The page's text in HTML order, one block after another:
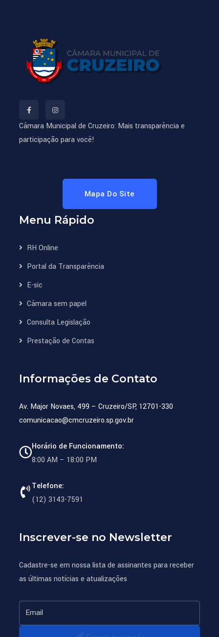
Câmara Municipal de Cruzeiro: Mais transparência e
participação para você!
Mapa Do Site
Menu Rápido
RH Online
Portal da Transparência
E-sic
Câmara sem papel
Consulta Legislação
Prestação de Contas
Informações de Contato
Av. Major Novaes, 499 – Cruzeiro/SP, 12701-330
comunicacao@cmcruzeiro.sp.gov.br
Horário de Funcionamento:
8:00 AM – 18:00 PM
Telefone:
(12) 3143-7591
Inscrever-se no Newsletter
Cadastre-se em nossa lista de assinantes para receber
as últimas notícias e atualizações